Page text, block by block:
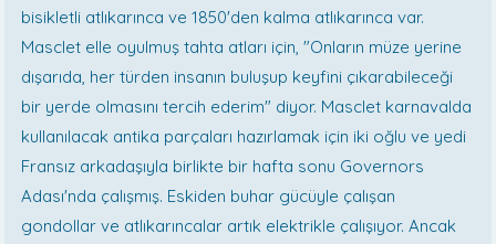
bisikletli atlıkarınca ve 1850'den kalma atlıkarınca var.
Masclet elle oyulmuş tahta atları için, "Onların müze yerine
dışarıda, her türden insanın buluşup keyfini çıkarabileceği
bir yerde olmasını tercih ederim" diyor. Masclet karnavalda
kullanılacak antika parçaları hazırlamak için iki oğlu ve yedi
Fransız arkadaşıyla birlikte bir hafta sonu Governors
Adası'nda çalışmış. Eskiden buhar gücüyle çalışan
gondollar ve atlıkarıncalar artık elektrikle çalışıyor. Ancak